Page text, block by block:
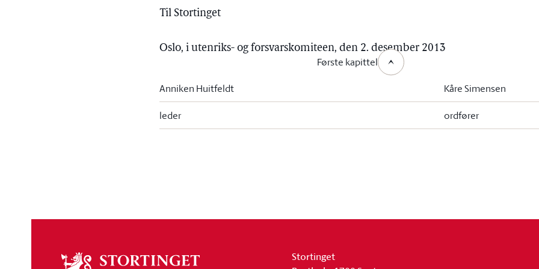
Til Stortinget
Oslo, i utenriks- og forsvarskomiteen, den 2. desember 2013
Anniken Huitfeldt Kåre Simensen
leder ordfører
Første kapittel
Stortinget